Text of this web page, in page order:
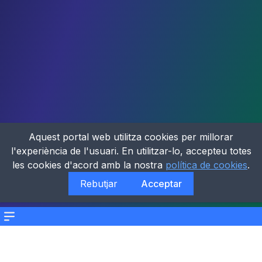
Menu
Aquest portal web utilitza cookies per millorar
l'experiència de l'usuari. En utilitzar-lo, accepteu totes
les cookies d'acord amb la nostra política de cookies.
Rebutjar
Acceptar